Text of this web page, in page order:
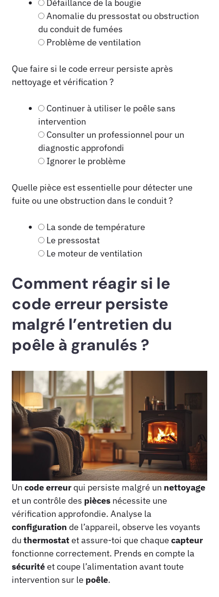
Défaillance de la bougie
Anomalie du pressostat ou obstruction
du conduit de fumées
Problème de ventilation
Que faire si le code erreur persiste après
nettoyage et vérification ?
Continuer à utiliser le poêle sans
intervention
Consulter un professionnel pour un
diagnostic approfondi
Ignorer le problème
Quelle pièce est essentielle pour détecter une
fuite ou une obstruction dans le conduit ?
La sonde de température
Le pressostat
Le moteur de ventilation
Comment réagir si le
code erreur persiste
malgré l’entretien du
poêle à granulés ?
Un code erreur qui persiste malgré un nettoyage
et un contrôle des pièces nécessite une
vérification approfondie. Analyse la
configuration de l’appareil, observe les voyants
du thermostatet assure-toi que chaque capteur
fonctionne correctement. Prends en compte la
sécuritéet coupe l’alimentation avant toute
intervention sur le poêle.